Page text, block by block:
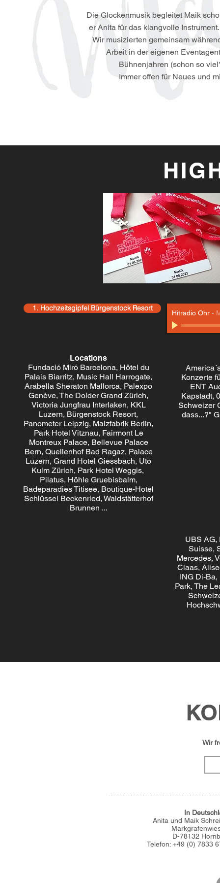
​Die Glockenmusik begleitet Maik
erAnita für das klangvolle
Wir musizierten gemeinsam
Arbeit in der eigenen
Bühnenjahren (schon so
Immer offen für Neues und
1. Hochzeitsgipfel Bürgenstock Resort
Hitradio Ohr -
Locations
Fundació Miró Barcelona, Hôtel du
Palais Biarritz, Music Hall Harrogate,
Arabella Sheraton Mallorca, Palexpo
Genève, The Dolder Grand Zürich,
Victoria Jungfrau Interlaken, KKL
Luzern, Bürgenstock Resort,
Panometer Leipzig, Malzfabrik Berlin,
Park Hotel Vitznau, Fairmont Le
Montreux Palace, Bellevue Palace
Bern, Quellenhof Bad Ragaz, Palace
Luzern, Grand Hotel Giessbach, Uto
Kulm Zürich, Park Hotel Weggis,
Pilatus, Höhle Gruebisbalm,
Badeparadies Titisee, Boutique-Hotel
Schlüssel Beckenried, Waldstätterhof
Brunnen ...
Konzerte
ENT
Kapstadt,
Schweizer
dass...?"
UBS AG,
Suisse,
Mercedes,
Claas,
ING Di-
Park, The
Wir
In
Anita und Maik
D-78132
Telefon: +49 (0) 7833